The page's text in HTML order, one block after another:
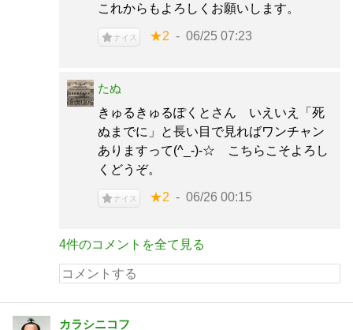
これからもよろしくお願いします。
ナイス ★2 06/25 07:23
たぬ
きゅるきゅるぽくとさん いえいえ「死
ぬまでに」と長い目で見ればワンチャン
ありますって(^_-)-☆ こちらこそよろし
くどうぞ。
ナイス ★2 06/26 00:15
4件のコメントを全て見る
カラシニコフ